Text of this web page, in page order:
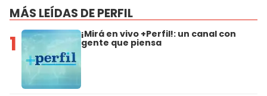
MÁS LEÍDAS DE PERFIL
1 ¡Mirá en vivo +Perfil!: un canal con
gente que piensa